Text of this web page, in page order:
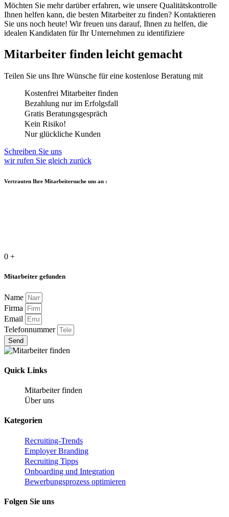
Möchten Sie mehr darüber erfahren, wie unsere Qualitätskontrolle
Ihnen helfen kann, die besten Mitarbeiter zu finden? Kontaktieren
Sie uns noch heute! Wir freuen uns darauf, Ihnen zu helfen, die
idealen Kandidaten für Ihr Unternehmen zu identifiziere
Mitarbeiter finden leicht gemacht
Teilen Sie uns Ihre Wünsche für eine kostenlose Beratung mit
Kostenfrei Mitarbeiter finden
Bezahlung nur im Erfolgsfall
Gratis Beratungsgespräch
Kein Risiko!
Nur glückliche Kunden
Schreiben Sie uns
wir rufen Sie gleich zurück
Vertrauten Ihre Mitarbeitersuche uns an :
0 +
Mitarbeiter gefunden
Name
Firma
Email
Telefonnummer
Send
Quick Links
Mitarbeiter finden
Über uns
Kategorien
Recruiting-Trends
Employer Branding
Recruiting Tipps
Onboarding und Integration
Bewerbungsprozess optimieren
Folgen Sie uns